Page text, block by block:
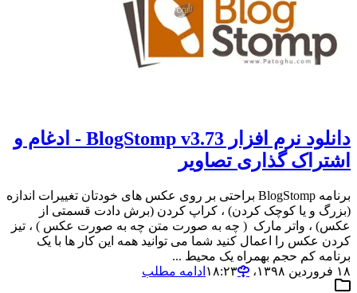
دانلود نرم افزار BlogStomp v3.73 - ادغام و
اشتراک گذاری تصاویر
برنامه BlogStomp براحتی بر روی عکس های خودتان تغییرات اندازه
(بزرگ و یا کوچک کردن) ، کراپ کردن (برش دادت قسمتی از
عکس) ، واتر مارک ( چه به صورت متن چه به صورت عکس ) ، تیز
کردن عکس را اعمال کنید شما می توانید همه این کار ها با یک
برنامه کم حجم بهمراه یک محیط ...
۱۸ فروردین ۱۳۹۸،‏ ۱۸:۲۳
ادامه مطلب